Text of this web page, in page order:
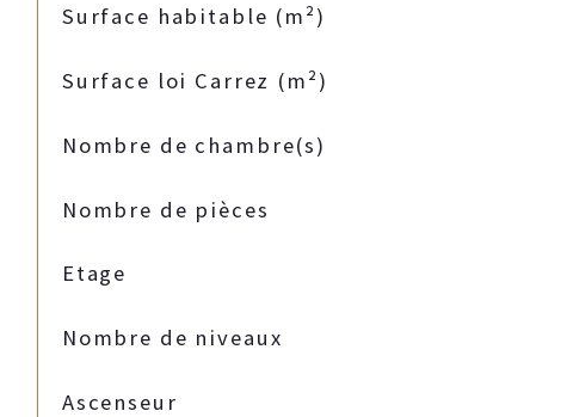
Surface habitable (m²)
Surface loi Carrez (m²)
Nombre de chambre(s)
Nombre de pièces
Etage
Nombre de niveaux
Ascenseur